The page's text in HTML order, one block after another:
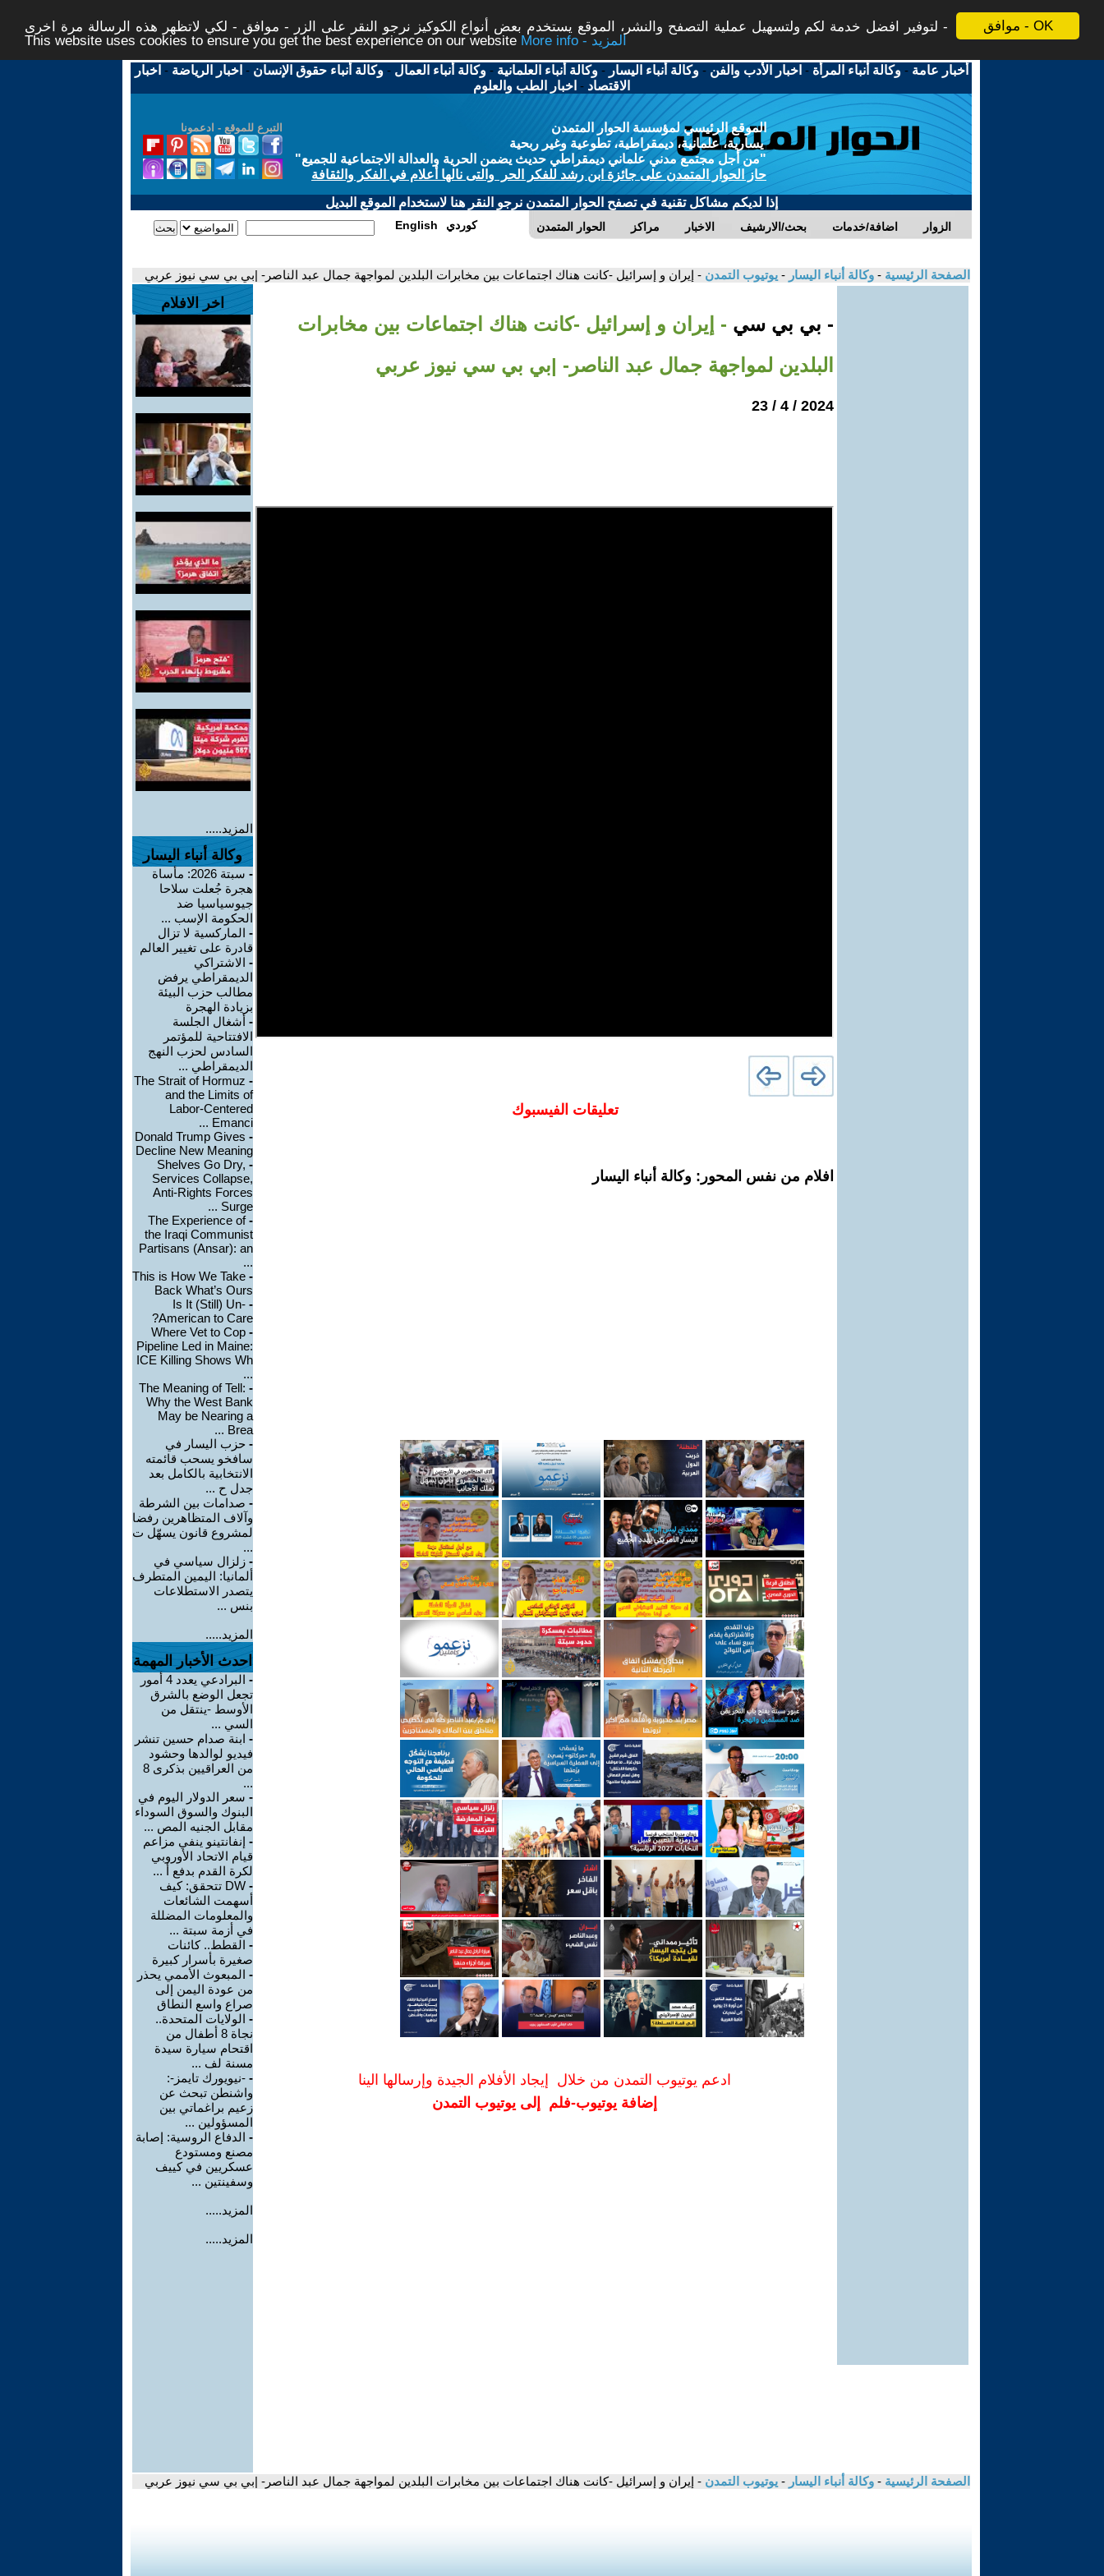
موافق - OK
لتوفير افضل خدمة لكم ولتسهيل عملية التصفح والنشر، الموقع يستخدم بعض أنواع الكوكيز نرجو النقر على الزر - موافق - لكي لاتظهر هذه الرسالة مرة اخرى -
This website uses cookies to ensure you get the best experience on our website
More info - المزيد
أخبار عامة -وكالة أنباء المرأة - اخبار الأدب والفن -وكالة أنباء اليسار -وكالة أنباء العلمانية -وكالة أنباء العمال -وكالة أنباء حقوق الإنسان - اخبار الرياضة - اخبار
الاقتصاد - اخبار الطب والعلوم
التبرع للموقع - ادعمونا
الموقع الرئيسي لمؤسسة الحوار المتمدن
يسارية، علمانية، ديمقراطية، تطوعية وغير ربحية
"من أجل مجتمع مدني علماني ديمقراطي حديث يضمن الحرية والعدالة الاجتماعية للجميع"
حاز الحوار المتمدن على جائزة ابن رشد للفكر الحر والتى نالها أعلام في الفكر والثقافة
إذا لديكم مشاكل تقنية في تصفح الحوار المتمدن نرجو النقر هنا لاستخدام الموقع البديل
الحوار المتمدن مراكز الاخبار بحث/الارشيف اضافة/خدمات الزوار English كوردي
الصفحة الرئيسية - وكالة أنباء اليسار - يوتيوب التمدن - إيران و إسرائيل -كانت هناك اجتماعات بين مخابرات البلدين لمواجهة جمال عبد الناصر- |بي بي سي نيوز عربي
- بي بي سي - إيران و إسرائيل -كانت هناك اجتماعات بين مخابرات
البلدين لمواجهة جمال عبد الناصر- |بي بي سي نيوز عربي
2024 / 4 / 23
تعليقات الفيسبوك
افلام من نفس المحور: وكالة أنباء اليسار
ادعم يوتيوب التمدن من خلال إيجاد الأفلام الجيدة وإرسالها الينا
إضافة يوتيوب-فلم إلى يوتيوب التمدن
اخر الافلام
المزيد.....
وكالة أنباء اليسار
-
سبتة 2026: مأساة
هجرة جُعلت سلاحا
جيوسياسيا ضد
الحكومة الإسب ...
- الماركسية لا تزال
قادرة على تغيير العالم
- الاشتراكي
الديمقراطي يرفض
مطالب حزب البيئة
بزيادة الهجرة
- أشغال الجلسة
الافتتاحية للمؤتمر
السادس لحزب النهج
الديمقراطي ...
-
The Strait of Hormuz
and the Limits of
Labor-Centered
Emanci ...
-
Donald Trump Gives
Decline New Meaning
-
Shelves Go Dry,
Services Collapse,
Anti-Rights Forces
Surge ...
-
The Experience of
the Iraqi Communist
Partisans (Ansar): an
...
-
This is How We Take
Back What’s Ours
-
Is It (Still) Un-
American to Care?
-
Where Vet to Cop
Pipeline Led in Maine:
ICE Killing Shows Wh
...
-
The Meaning of Tell:
Why the West Bank
May be Nearing a
Brea ...
- حزب اليسار في
سافخو يسحب قائمته
الانتخابية بالكامل بعد
جدل ح ...
- صدامات بين الشرطة
وآلاف المتظاهرين رفضا
لمشروع قانون يسهّل ت
...
- زلزال سياسي في
ألمانيا: اليمين المتطرف
يتصدر الاستطلاعات
بنس ...
المزيد.....
احدث الأخبار المهمة
-
البرادعي يعدد 4 أمور
تجعل الوضع بالشرق
الأوسط -ينتقل من
السي ...
- ابنة صدام حسين تنشر
فيديو لوالدها وحشود
من العراقيين بذكرى 8
...
- سعر الدولار اليوم في
البنوك والسوق السوداء
مقابل الجنيه المص ...
- إنفانتينو ينفي مزاعم
قيام الاتحاد الأوروبي
لكرة القدم بدفع أ ...
-
DW تتحقق: كيف
أسهمت الشائعات
والمعلومات المضللة
في أزمة سبتة ...
- القطط.. كائنات
صغيرة بأسرار كبيرة
- المبعوث الأممي يحذر
من عودة اليمن إلى
صراع واسع النطاق
- الولايات المتحدة..
نجاة 8 أطفال من
اقتحام سيارة سيدة
مسنة لف ...
- -نيويورك تايمز-:
واشنطن تبحث عن
زعيم براغماتي بين
المسؤولين ...
- الدفاع الروسية: إصابة
مصنع ومستودع
عسكريين في كييف
وسفينتين ...
المزيد.....
المزيد.....
الصفحة الرئيسية - وكالة أنباء اليسار - يوتيوب التمدن - إيران و إسرائيل -كانت هناك اجتماعات بين مخابرات البلدين لمواجهة جمال عبد الناصر- |بي بي سي نيوز عربي